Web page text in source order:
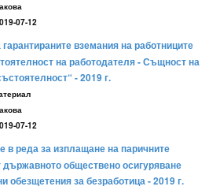
07-12
вземания на работниците
на работодателя - Същност на
- 2019 г.
07-12
в реда за изплащане на паричните
обществено осигуряване
обезщетения за безработица - 2019 г.